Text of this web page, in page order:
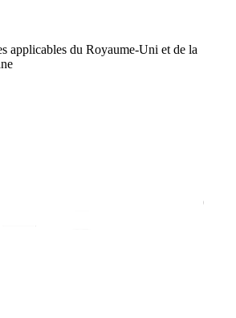
applicables du Royaume-Uni et de la